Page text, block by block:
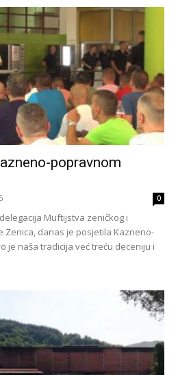
popravnom
0
Muftijstva zeničkog i
Zenica, danas je posjetila Kazneno-
je naša tradicija već treću deceniju i